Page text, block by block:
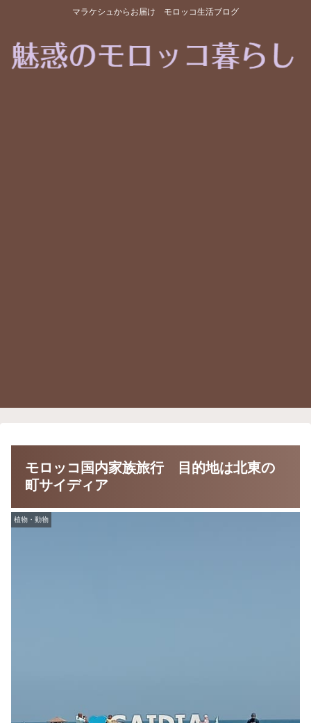
マラケシュからお届け モロッコ生活ブログ
モロッコ国内家族旅行 目的地は北東の
町サイディア
植物・動物